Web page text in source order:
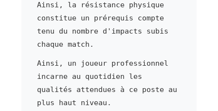
Ainsi, la résistance physique
constitue un prérequis compte
tenu du nombre d'impacts subis
chaque match.
Ainsi, un joueur professionnel
incarne au quotidien les
qualités attendues à ce poste au
plus haut niveau.